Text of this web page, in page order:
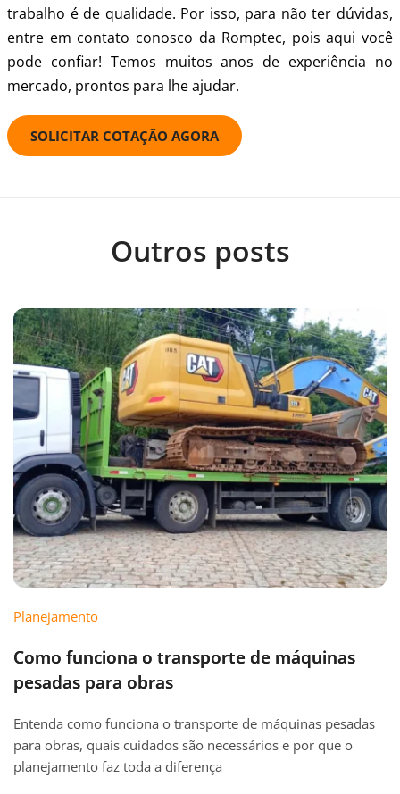
trabalho é de qualidade. Por isso, para não ter dúvidas,
entre em contato conosco da Romptec, pois aqui você
pode confiar! Temos muitos anos de experiência no
mercado, prontos para lhe ajudar.
SOLICITAR COTAÇÃO AGORA
Outros posts
Planejamento
Como funciona o transporte de máquinas
pesadas para obras
Entenda como funciona o transporte de máquinas pesadas
para obras, quais cuidados são necessários e por que o
planejamento faz toda a diferença